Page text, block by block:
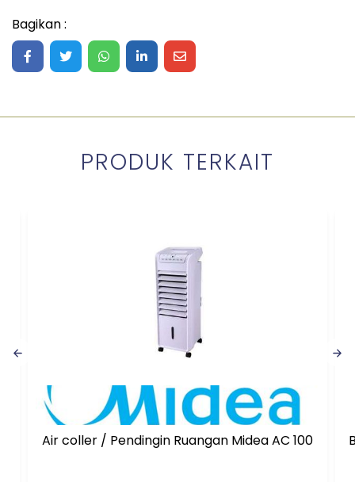
Bagikan :
Share on Facebook
Share on Twitter
Share on WhatsApp
Share on LinkedIn
Share on Mail
PRODUK TERKAIT
Air coller / Pendingin Ruangan Midea AC 100